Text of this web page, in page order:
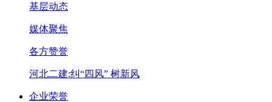
基层动态
媒体聚焦
各方赞誉
河北二建:纠“四风” 树新风
企业荣誉